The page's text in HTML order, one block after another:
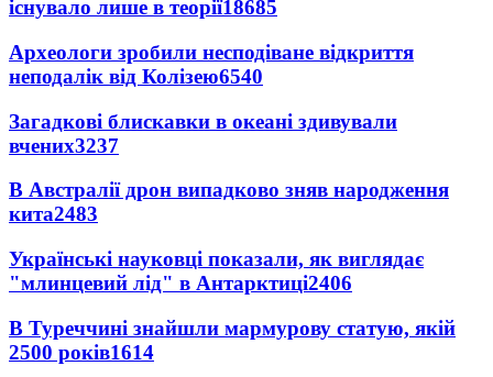
існувало лише в теорії18685
Археологи зробили несподіване відкриття
неподалік від Колізею6540
Загадкові блискавки в океані здивували
вчених3237
В Австралії дрон випадково зняв народження
кита2483
Українські науковці показали, як виглядає
"млинцевий лід" в Антарктиці2406
В Туреччині знайшли мармурову статую, якій
2500 років1614